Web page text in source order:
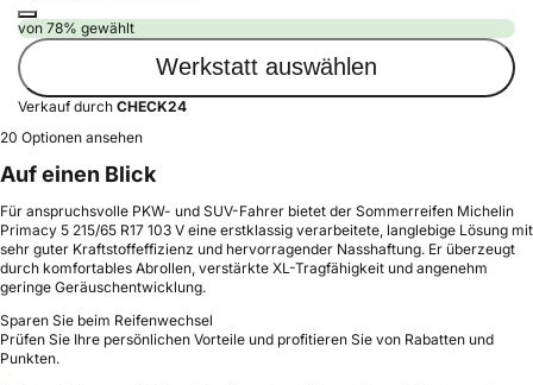
von 78% gewählt
Werkstatt auswählen
Verkauf durch CHECK24
20 Optionen ansehen
Auf einen Blick
Für anspruchsvolle PKW- und SUV-Fahrer bietet der Sommerreifen Michelin
Primacy 5 215/65 R17 103 V eine erstklassig verarbeitete, langlebige Lösung mit
sehr guter Kraftstoffeffizienz und hervorragender Nasshaftung. Er überzeugt
durch komfortables Abrollen, verstärkte XL-Tragfähigkeit und angenehm
geringe Geräuschentwicklung.
Sparen Sie beim Reifenwechsel
Prüfen Sie Ihre persönlichen Vorteile und profitieren Sie von Rabatten und
Punkten.